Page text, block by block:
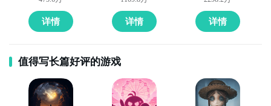
详情 详情 详情
值得写长篇好评的游戏